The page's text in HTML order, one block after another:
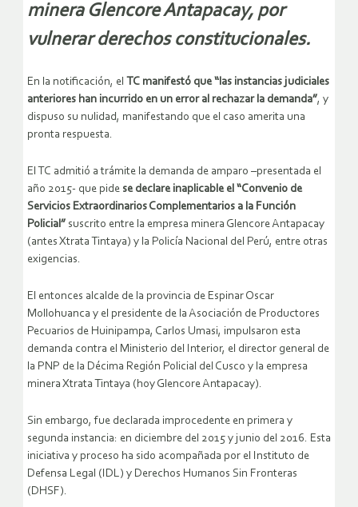
minera Glencore Antapacay, por
vulnerar derechos constitucionales.
En la notificación, el TC manifestó que “las instancias judiciales
anteriores han incurrido en un error al rechazar la demanda”, y
dispuso su nulidad, manifestando que el caso amerita una
pronta respuesta.
El TC admitió a trámite la demanda de amparo –presentada el
año 2015- que pide se declare inaplicable el “Convenio de
Servicios Extraordinarios Complementarios a la Función
Policial” suscrito entre la empresa minera Glencore Antapacay
(antes Xtrata Tintaya) y la Policía Nacional del Perú, entre otras
exigencias.
El entonces alcalde de la provincia de Espinar Oscar
Mollohuanca y el presidente de la Asociación de Productores
Pecuarios de Huinipampa, Carlos Umasi, impulsaron esta
demanda contra el Ministerio del Interior, el director general de
la PNP de la Décima Región Policial del Cusco y la empresa
minera Xtrata Tintaya (hoy Glencore Antapacay).
Sin embargo, fue declarada improcedente en primera y
segunda instancia: en diciembre del 2015 y junio del 2016. Esta
iniciativa y proceso ha sido acompañada por el Instituto de
Defensa Legal (IDL) y Derechos Humanos Sin Fronteras
(DHSF).